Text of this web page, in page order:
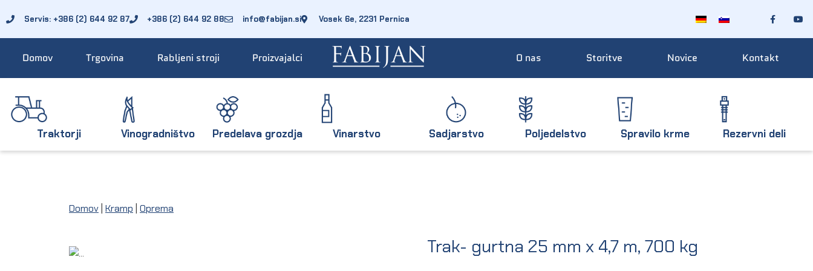
Servis: +386 (2) 644 92 87 +386 (2) 644 92 88 info@fabijan.si Vosek 6e, 2231 Pernica
Domov Trgovina Rabljeni stroji Proizvajalci O nas Storitve Novice Kontakt
Traktorji Vinogradništvo Predelava grozdja Vinarstvo Sadjarstvo Poljedelstvo Spravilo krme Rezervni deli
Domov Kramp Oprema
Trak- gurtna 25 mm x 4,7 m, 700 kg